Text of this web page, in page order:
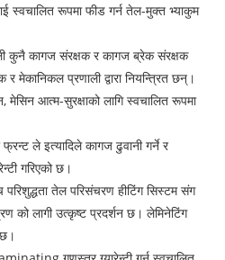
स्वचालित रूपमा फीड गर्न तेल-मुक्त भ्याकुम
कुनै कागज संरक्षक र कागज ब्रेक संरक्षक
मेकानिकल प्रणाली द्वारा नियन्त्रित छन्।
आत्म-सुरक्षाको लागि स्वचालित रूपमा
ले इत्यादिले कागज ढुवानी गर्ने र
गरिएको छ।
तेल परिसंचरण हीटिंग सिस्टम संग
को लागी उत्कृष्ट प्रदर्शन छ। लेमिनेटिंग